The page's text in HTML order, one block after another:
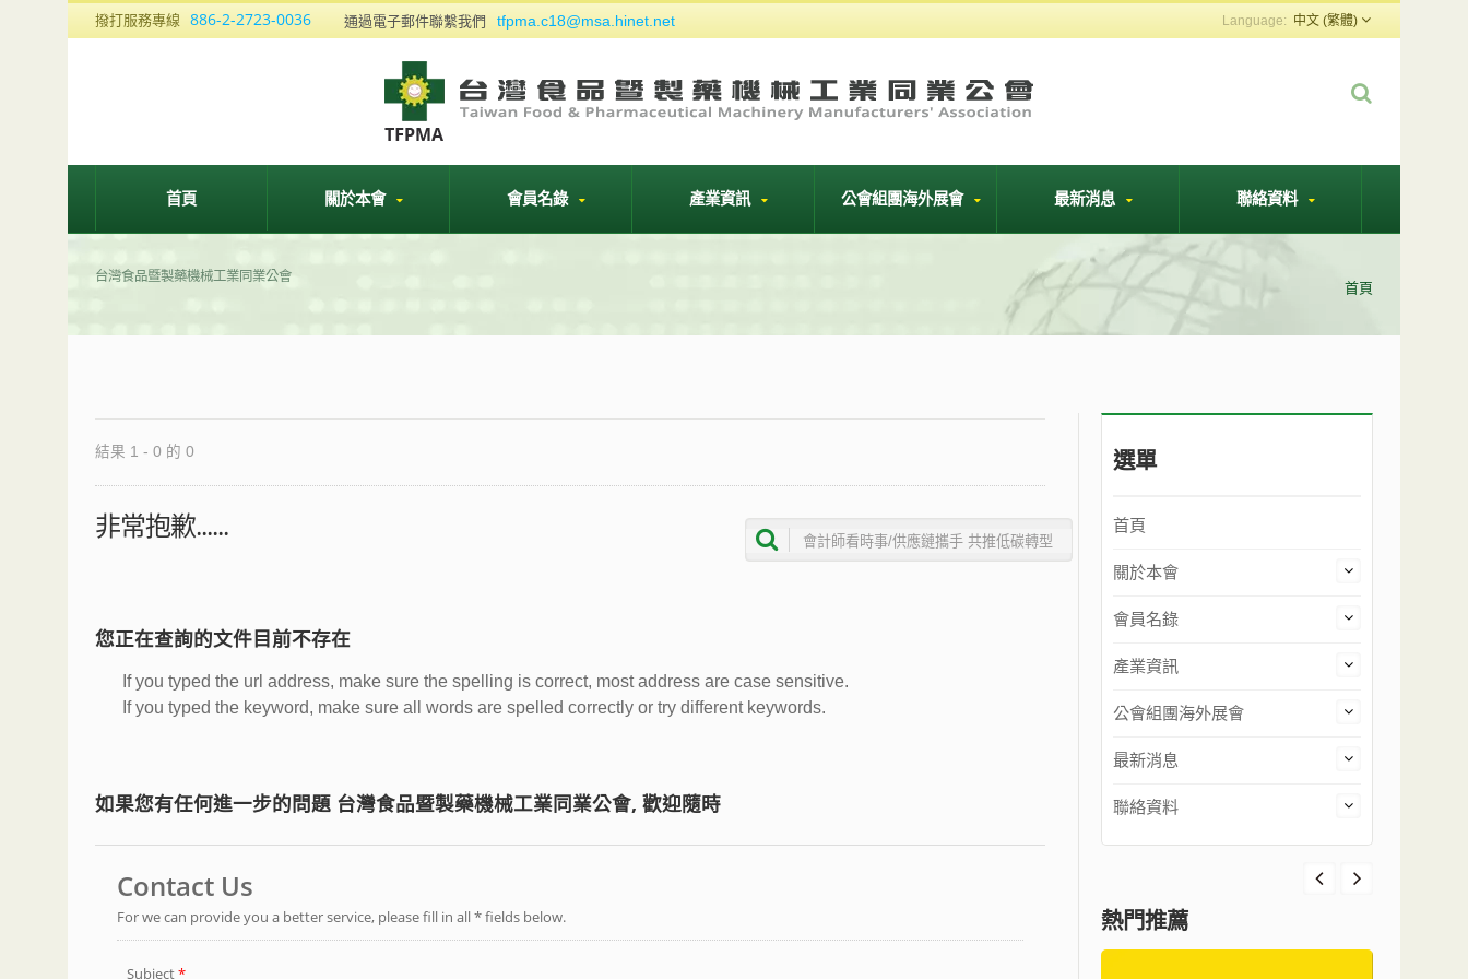
撥打服務專線 886-2-2723-0036 通過電子郵件聯繫我們 tfpma.c18@msa.hinet.net 中文 (繁體)
首頁 關於本會 會員名錄 產業資訊 公會組團海外展會 最新消息 聯絡資料
台灣食品暨製藥機械工業同業公會
首頁
結果 1 - 0 的 0
非常抱歉......
您正在查詢的文件目前不存在
If you typed the url address, make sure the spelling is correct, most address are case sensitive.
If you typed the keyword, make sure all words are spelled correctly or try different keywords.
如果您有任何進一步的問題 台灣食品暨製藥機械工業同業公會, 歡迎隨時
選單
首頁
關於本會
會員名錄
產業資訊
公會組團海外展會
最新消息
聯絡資料
熱門推薦